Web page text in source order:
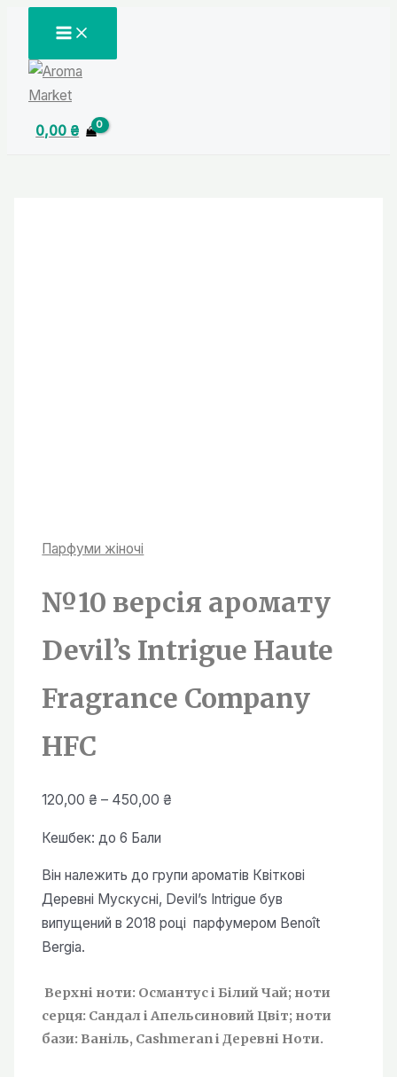
вмісту
MAIN
MENU
0,00 ₴
Парфуми жiночi
№10 версія аромату
Devil’s Intrigue Haute
Fragrance Company
HFC
120,00₴ – 450,00₴
120,00 ₴
до
450,00 ₴
Кешбек: до 6 Бали
Він належить до групи ароматів Квіткові
Деревні Мускусні, Devil’s Intrigue був
випущений в 2018 році парфумером Benoît
Bergia.
Верхні ноти: Османтус і Білий Чай; ноти
серця: Сандал і Апельсиновий Цвіт; ноти
бази: Ваніль, Cashmeran і Деревні Ноти.